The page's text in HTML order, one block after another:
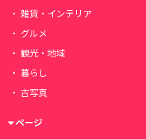
雑貨・インテリア
グルメ
観光・地域
暮らし
古写真
ページ